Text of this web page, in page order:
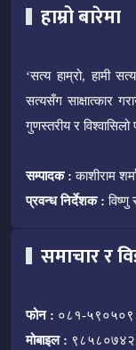
हाम्रो बारेमा
‘सत्य हाम्रो, हामी
सत्यसँग साक्षात्कार
गुणस्तरीय र विश्वासिलो
सम्पादक : काशीराम
प्रवन्ध निर्देशक : विष्णु
समाचार र
फोन : ०८१-५९०५०९
मोबाइल :